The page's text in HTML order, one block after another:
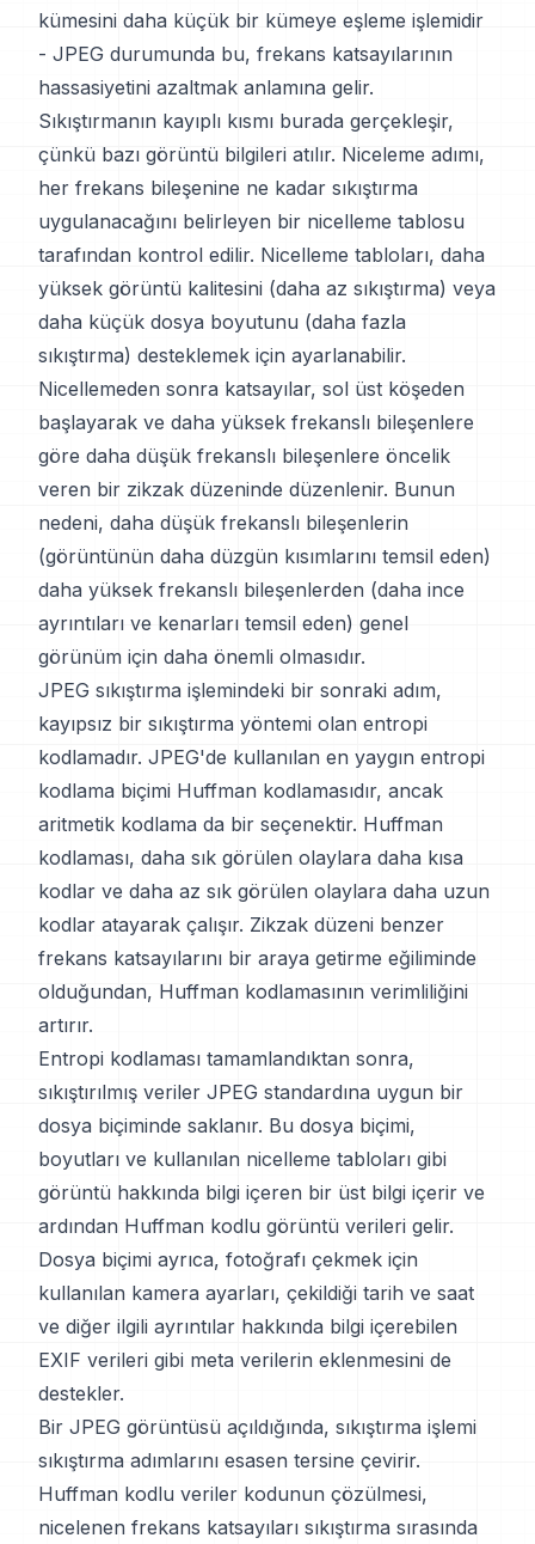
kümesini daha küçük bir kümeye eşleme işlemidir
- JPEG durumunda bu, frekans katsayılarının
hassasiyetini azaltmak anlamına gelir.
Sıkıştırmanın kayıplı kısmı burada gerçekleşir,
çünkü bazı görüntü bilgileri atılır. Niceleme adımı,
her frekans bileşenine ne kadar sıkıştırma
uygulanacağını belirleyen bir nicelleme tablosu
tarafından kontrol edilir. Nicelleme tabloları, daha
yüksek görüntü kalitesini (daha az sıkıştırma) veya
daha küçük dosya boyutunu (daha fazla
sıkıştırma) desteklemek için ayarlanabilir.
Nicellemeden sonra katsayılar, sol üst köşeden
başlayarak ve daha yüksek frekanslı bileşenlere
göre daha düşük frekanslı bileşenlere öncelik
veren bir zikzak düzeninde düzenlenir. Bunun
nedeni, daha düşük frekanslı bileşenlerin
(görüntünün daha düzgün kısımlarını temsil eden)
daha yüksek frekanslı bileşenlerden (daha ince
ayrıntıları ve kenarları temsil eden) genel
görünüm için daha önemli olmasıdır.
JPEG sıkıştırma işlemindeki bir sonraki adım,
kayıpsız bir sıkıştırma yöntemi olan entropi
kodlamadır. JPEG'de kullanılan en yaygın entropi
kodlama biçimi Huffman kodlamasıdır, ancak
aritmetik kodlama da bir seçenektir. Huffman
kodlaması, daha sık görülen olaylara daha kısa
kodlar ve daha az sık görülen olaylara daha uzun
kodlar atayarak çalışır. Zikzak düzeni benzer
frekans katsayılarını bir araya getirme eğiliminde
olduğundan, Huffman kodlamasının verimliliğini
artırır.
Entropi kodlaması tamamlandıktan sonra,
sıkıştırılmış veriler JPEG standardına uygun bir
dosya biçiminde saklanır. Bu dosya biçimi,
boyutları ve kullanılan nicelleme tabloları gibi
görüntü hakkında bilgi içeren bir üst bilgi içerir ve
ardından Huffman kodlu görüntü verileri gelir.
Dosya biçimi ayrıca, fotoğrafı çekmek için
kullanılan kamera ayarları, çekildiği tarih ve saat
ve diğer ilgili ayrıntılar hakkında bilgi içerebilen
EXIF verileri gibi meta verilerin eklenmesini de
destekler.
Bir JPEG görüntüsü açıldığında, sıkıştırma işlemi
sıkıştırma adımlarını esasen tersine çevirir.
Huffman kodlu veriler kodunun çözülmesi,
nicelenen frekans katsayıları sıkıştırma sırasında